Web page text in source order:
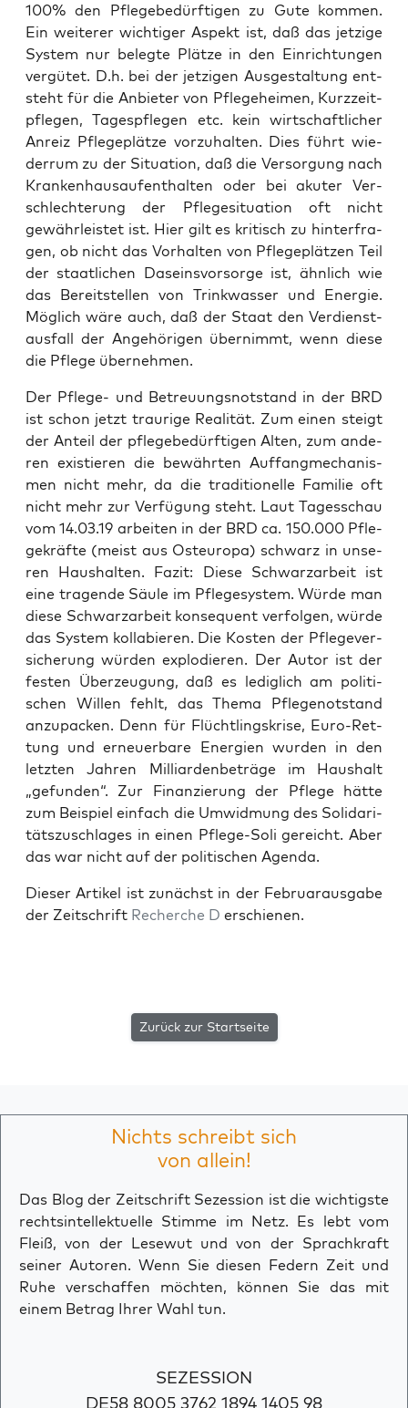
100% den Pfle­ge­be­dürf­ti­gen zu Gute kom­men.
Ein wei­te­rer wich­ti­ger Aspekt ist, daß das jet­zi­ge
Sys­tem nur beleg­te Plät­ze in den Ein­rich­tun­gen
ver­gü­tet. D.h. bei der jet­zi­gen Aus­ge­stal­tung ent­
steht für die Anbie­ter von Pfle­ge­hei­men, Kurz­zeit­
pfle­gen, Tages­pfle­gen etc. kein wirt­schaft­li­cher
Anreiz Pfle­ge­plät­ze vor­zu­hal­ten. Dies führt wie­
der­rum zu der Situa­ti­on, daß die Ver­sor­gung nach
Kran­ken­haus­auf­ent­hal­ten oder bei aku­ter Ver­
schlech­te­rung der Pfle­ge­si­tua­ti­on oft nicht
gewähr­leis­tet ist. Hier gilt es kri­tisch zu hin­ter­fra­
gen, ob nicht das Vor­hal­ten von Pfle­ge­plät­zen Teil
der staat­li­chen Daseins­vor­sor­ge ist, ähn­lich wie
das Bereit­stel­len von Trink­was­ser und Ener­gie.
Mög­lich wäre auch, daß der Staat den Ver­dienst­
aus­fall der Ange­hö­ri­gen über­nimmt, wenn die­se
die Pfle­ge übernehmen.
Der Pfle­ge- und Betreu­ungs­not­stand in der BRD
ist schon jetzt trau­ri­ge Rea­li­tät. Zum einen steigt
der Anteil der pfle­ge­be­dürf­ti­gen Alten, zum ande­
ren exis­tie­ren die bewähr­ten Auf­fang­me­cha­nis­
men nicht mehr, da die tra­di­tio­nel­le Fami­lie oft
nicht mehr zur Ver­fü­gung steht. Laut Tages­schau
vom 14.03.19 arbei­ten in der BRD ca. 150.000 Pfle­
ge­kräf­te (meist aus Ost­eu­ro­pa) schwarz in unse­
ren Haus­hal­ten. Fazit: Die­se Schwarz­ar­beit ist
eine tra­gen­de Säu­le im Pfle­ge­sys­tem. Wür­de man
die­se Schwarz­ar­beit kon­se­quent ver­fol­gen, wür­de
das Sys­tem kol­la­bie­ren. Die Kos­ten der Pfle­ge­ver­
si­che­rung wür­den explo­die­ren. Der Autor ist der
fes­ten Über­zeu­gung, daß es ledig­lich am poli­ti­
schen Wil­len fehlt, das The­ma Pfle­ge­not­stand
anzu­pa­cken. Denn für Flücht­lings­kri­se, Euro-Ret­
tung und erneu­er­ba­re Ener­gien wur­den in den
letz­ten Jah­ren Mil­li­ar­den­be­trä­ge im Haus­halt
„gefun­den“. Zur Finan­zie­rung der Pfle­ge hät­te
zum Bei­spiel ein­fach die Umwid­mung des Soli­da­ri­
täts­zu­schla­ges in einen Pfle­ge-Soli gereicht. Aber
das war nicht auf der poli­ti­schen Agenda.
Die­ser Arti­kel ist zunächst in der Febru­ar­aus­ga­be
der Zeit­schrift Recher­che D erschienen.
Zurück zur Startseite
Nichts schreibt sich
von allein!
Das Blog der Zeitschrift Sezession ist die wichtigste
rechtsintellektuelle Stimme im Netz. Es lebt vom
Fleiß, von der Lesewut und von der Sprachkraft
seiner Autoren. Wenn Sie diesen Federn Zeit und
Ruhe verschaffen möchten, können Sie das mit
einem Betrag Ihrer Wahl tun.
SEZESSION
DE58 8005 3762 1894 1405 98